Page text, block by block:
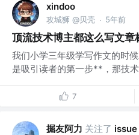
xindoo
攻城狮 @贝壳 · 5年前
顶流技术博主都这么写文
我们小学三年级学写作文的时
是吸引读者的第一步**，那技
7
掘友阿力 关注了 issue